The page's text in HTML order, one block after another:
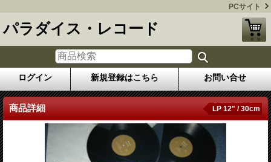
PCサイト
パラダイス・レコード
ログイン 新規登録はこちら お問い合せ
商品詳細 LP 12" / 30cm